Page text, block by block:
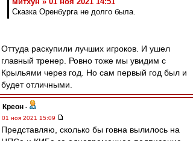
Сказка Оренбурга не долго была.
Оттуда раскупили лучших игроков. И ушел
главный тренер. Ровно тоже мы увидим с
Крыльями через год. Но сам первый год был и
будет отличными.
Креон -
01 ноя 2021 15:09
Представляю, сколько бы говна вылилось на